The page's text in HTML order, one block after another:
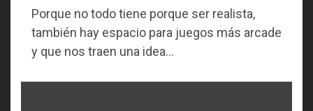
Porque no todo tiene porque ser realista,
también hay espacio para juegos más arcade
y que nos traen una idea...